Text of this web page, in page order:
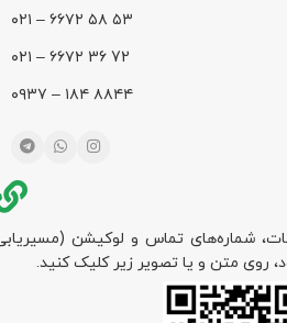
۵۳ ۵۸ ۶۶۷۲ – ۰۲۱
72 36 ۶۶۷۲ – ۰۲۱
۸۸۴۴ ۱۸۴ – ۰۹۳۷
شماره‌های تماس و لوکیشن
روی متن و یا تصویر زیر کلیک کنید.